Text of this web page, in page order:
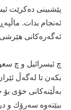
پێشبینی دەكرێت
ئەنجام بدات.
ئەگەرەكانی
چ ئیسرائیل و چ
بكەن تا لەگەڵ
بەڵێنەكانی خۆی
ببێتەوە سەرۆك و